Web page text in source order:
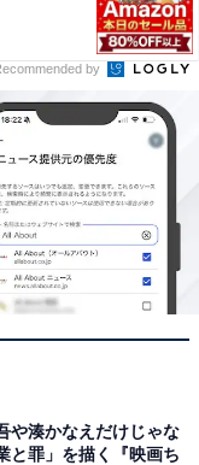
by
や湊かなえだけじゃな
と罪」を描く『映画ち